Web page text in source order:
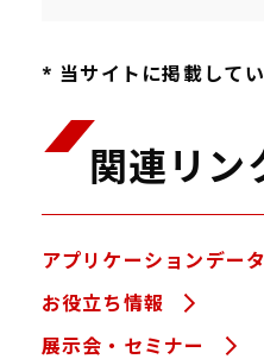
* 当サイトに掲載して
関連リン
アプリケーションデータ
お役立ち情報
展示会・セミナー